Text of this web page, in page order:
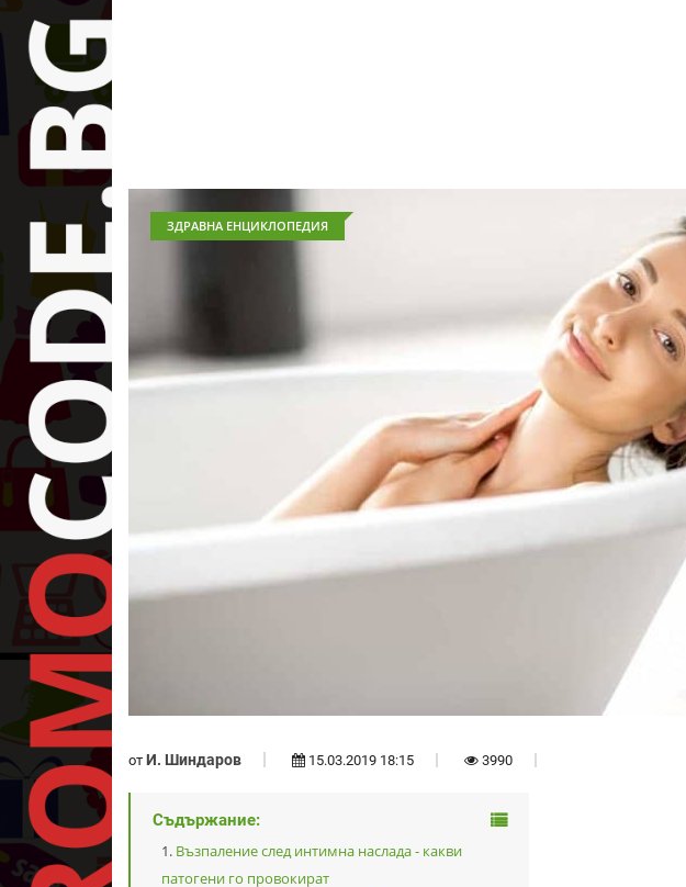
ЗДРАВНА ЕНЦИКЛОПЕДИЯ
от И. Шиндаров 15.03.2019 18:15 3990
Съдържание:
Възпаление след интимна наслада - какви
патогени го провокират